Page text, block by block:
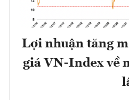
Lợi nhuận tăng
giá VN-Index về